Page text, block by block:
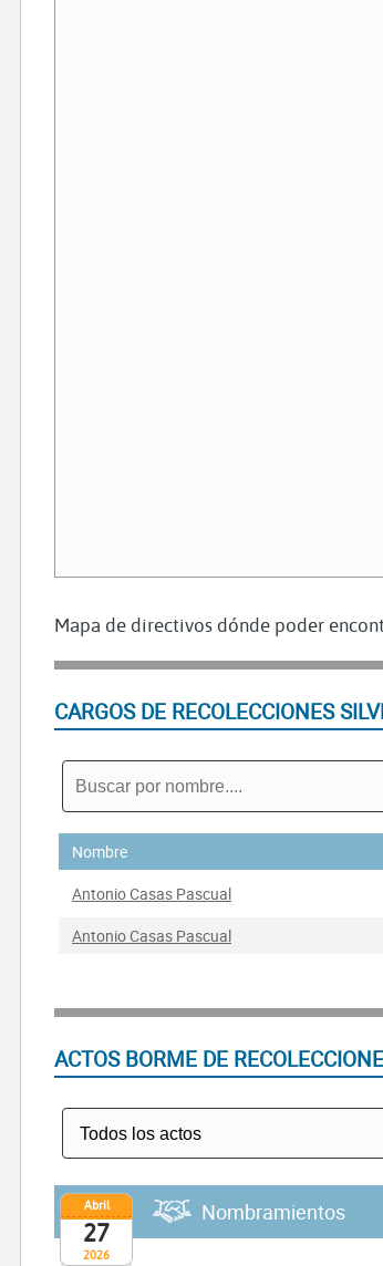
Mapa de directivos dónde poder
CARGOS DE RECOLECCIONES
Nombre
Antonio Casas Pascual
Antonio Casas Pascual
ACTOS BORME DE
2026
Abril
27
Nombramientos